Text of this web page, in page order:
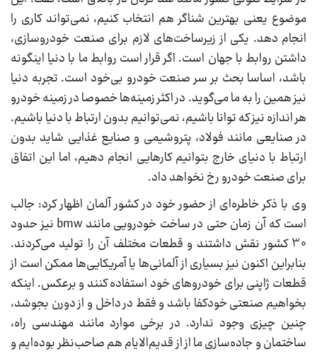
موضوع یعنی بهترین شناگر هم انتخاب کنیم، نمی‌تواند کاری را
انجام دهد. یکی از زیرساخت‌های لازم برای صنعت خودروسازی،
داشتن روابط با جهان است. اگر قرار است روابط ما با دنیا اینگونه
باشد، اساسا بحث بر سر صنعت خودرو بی‌خود است. تجربه دنیا
نیز همین را به ما می‌گوید. در اکثر زمینه‌ها خصوصا در زمینه خودرو
هر اندازه نیز که توانا باشیم، نمی‌توانیم بدون ارتباط با دنیا باشیم.
در صنایعی مانند فولاد، پتروشیمی و صنایع غذایی شاید بدون
ارتباط با دنیای خارج بتوانیم کارهایی انجام دهیم، اما این اتفاق
برای صنعت خودرو رخ نخواهد داد.
وی با ذکر خاطره‌ای از حضور خود در کشور آلمان اظهار کرد: جالب
است که آن زمان حتی در ساخت خودرویی مانند bmw نیز حدود
30 کشور نقش داشتند و قطعات مختلف آن را تولید می‌کردند.
بنابراین اکنون نیز بسیاری از آلمانی‌ها یا آمریکایی‌ها ممکن است از
قطعات ژاپنی برای خودروهای خود استفاده کنند و برعکس. اینکه
بخواهیم صنعتی خودکفا باشد و فقط در داخل و از دورن بجوشد،
چنین چیزی وجود ندارد. در برخی موارد مانند مهندسی راه،
ساختمان و جاده‌سازی ما از از قدیم‌الایام هم صاحب‌نظر بوده‌ایم و